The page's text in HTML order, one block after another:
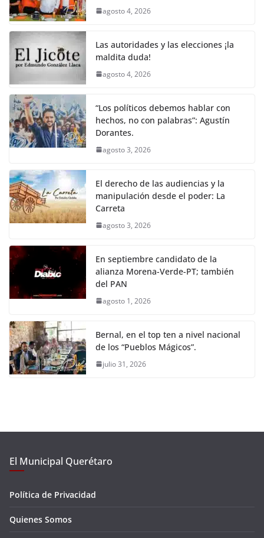
agosto 4, 2026
Las autoridades y las elecciones ¡la
maldita duda!
agosto 4, 2026
“Los políticos debemos hablar con
hechos, no con palabras”: Agustín
Dorantes.
agosto 3, 2026
El derecho de las audiencias y la
manipulación desde el poder: La
Carreta
agosto 3, 2026
En septiembre candidato de la
alianza Morena-Verde-PT; también
del PAN
agosto 1, 2026
Bernal, en el top ten a nivel nacional
de los “Pueblos Mágicos”.
julio 31, 2026
El Municipal Querétaro
Política de Privacidad
Quienes Somos